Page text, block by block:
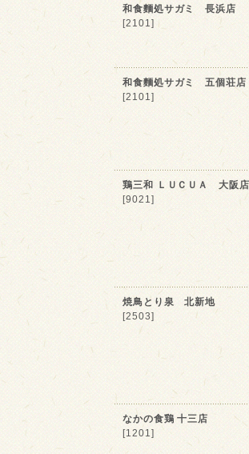
和食麵処サガミ 長浜店
[2101]
和食麵処サガミ 五個荘店
[2101]
鶏三和 ＬＵＣＵＡ 大阪店
[9021]
焼鳥とり泉 北新地
[2503]
なかの食鶏 十三店
[1201]